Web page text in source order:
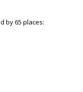
by 65 places: